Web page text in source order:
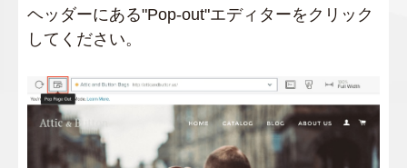
ヘッダーにある"Pop-out"エディターをクリック
してください。